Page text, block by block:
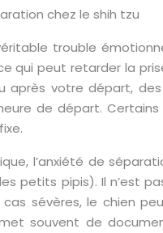
chez le shih tzu
trouble
qui peut retarder la
après votre départ,
de départ.
l’anxiété de
petits pipis). Il n’est
cas sévères, le chien
souvent de